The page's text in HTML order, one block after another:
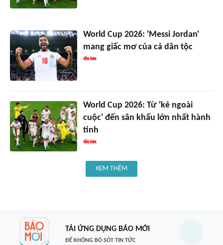
World Cup 2026: 'Messi Jordan'
mang giấc mơ của cả dân tộc
World Cup 2026: Từ 'kẻ ngoài
cuộc' đến sân khấu lớn nhất hành
tinh
XEM THÊM
TẢI ỨNG DỤNG BÁO MỚI
ĐỂ KHÔNG BỎ SÓT TIN TỨC